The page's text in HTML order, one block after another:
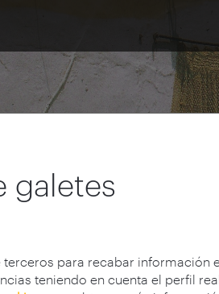
galetes
terceros para recabar
teniendo en cuenta el perfil